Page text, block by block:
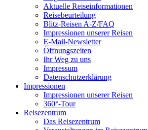
Aktuelle Reiseinformationen
Reisebeurteilung
Blitz-Reisen A-Z/FAQ
Impressionen unserer Reisen
E-Mail-Newsletter
Öffnungszeiten
Ihr Weg zu uns
Impressum
Datenschutzerklärung
Impressionen
Impressionen unserer Reisen
360°-Tour
Reisezentrum
Das Reisezentrum